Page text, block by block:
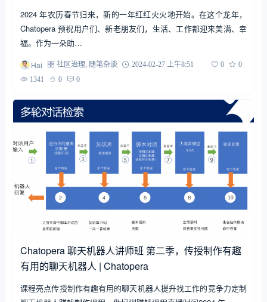
2024 年农历春节归来，新的一年红红火火地开始。在这个龙年，
Chatopera 预祝用户们、新老朋友们，生活、工作都迎来美满、幸
福。作为一朵助…
Hai 社区治理, 随笔杂谈 2024-02-27 上午8:51 0
0
1341
0 0
Chatopera 聊天机器人讲师班 第二季，传授制作有趣
有用的聊天机器人 | Chatopera
课程亮点传授制作有趣有用的聊天机器人提升找工作的竞争力定制